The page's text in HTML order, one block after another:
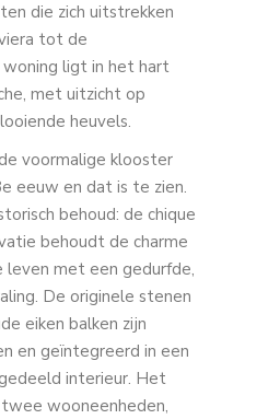
die zich uitstrekken
tot de
woning ligt in het hart
met uitzicht op
heuvels.
voormalige klooster
eeuw en dat is te zien.
behoud: de chique
behoudt de charme
leven met een gedurfde,
De originele stenen
eiken balken zijn
en geïntegreerd in een
interieur. Het
wooneenheden,